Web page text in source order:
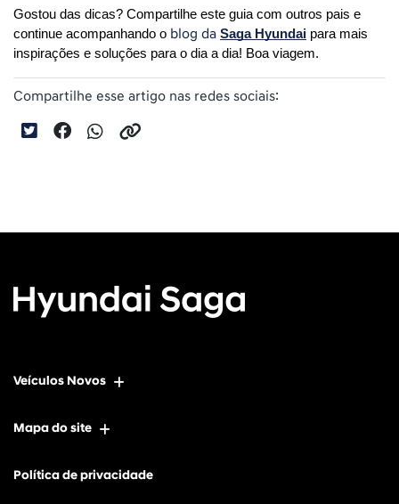
Gostou das dicas? Compartilhe este guia com outros pais e
continue acompanhando o blog da Saga Hyundai para mais
inspirações e soluções para o dia a dia! Boa viagem.
Compartilhe esse artigo nas redes sociais:
Veículos Novos
Mapa do site
Política de privacidade